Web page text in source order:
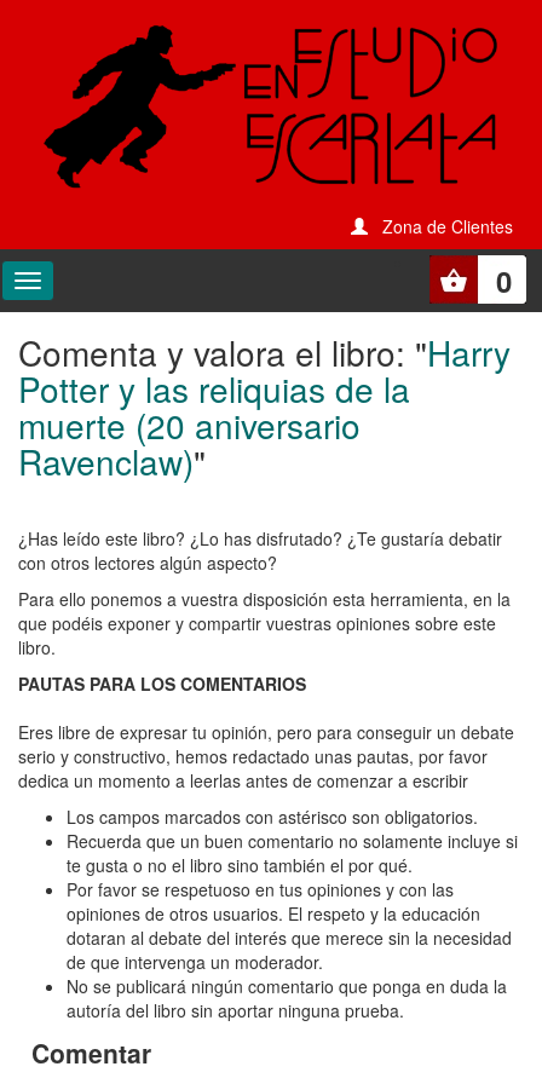
Zona de Clientes
0
Comenta
y
valora
el
libro:
Harry
Potter
y
las
reliquias
de
la
muerte
(20
aniversario
Ravenclaw)
Comenta y valora el libro: "Harry
Potter y las reliquias de la
muerte (20 aniversario
Ravenclaw)"
¿Has leído este libro? ¿Lo has disfrutado? ¿Te gustaría debatir
con otros lectores algún aspecto?
Para ello ponemos a vuestra disposición esta herramienta, en la
que podéis exponer y compartir vuestras opiniones sobre este
libro.
PAUTAS PARA LOS COMENTARIOS
Eres libre de expresar tu opinión, pero para conseguir un debate
serio y constructivo, hemos redactado unas pautas, por favor
dedica un momento a leerlas antes de comenzar a escribir
Los campos marcados con astérisco son obligatorios.
Recuerda que un buen comentario no solamente incluye si
te gusta o no el libro sino también el por qué.
Por favor se respetuoso en tus opiniones y con las
opiniones de otros usuarios. El respeto y la educación
dotaran al debate del interés que merece sin la necesidad
de que intervenga un moderador.
No se publicará ningún comentario que ponga en duda la
autoría del libro sin aportar ninguna prueba.
Comentar